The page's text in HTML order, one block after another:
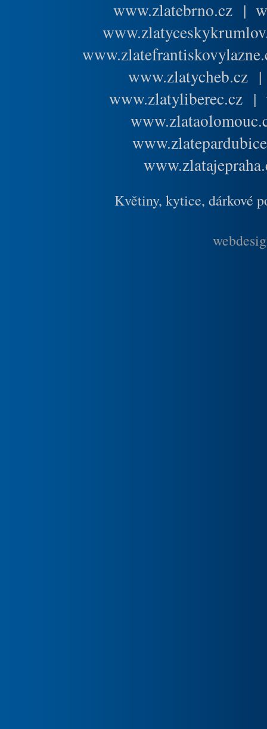
www.zlatebrno.cz |
www.zlatycheb.cz
www.zlatyliberec.cz |
Květiny, kytice, dárkové